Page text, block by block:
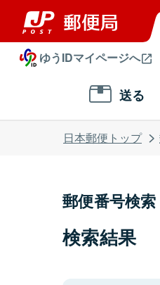
ゆうIDマイページへ
送る
日本郵便トップ
郵便番号検索
検索結果